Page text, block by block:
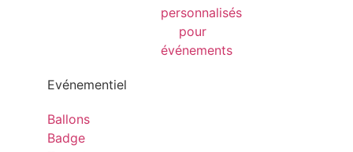
Evénementiel
Ballons
Badge